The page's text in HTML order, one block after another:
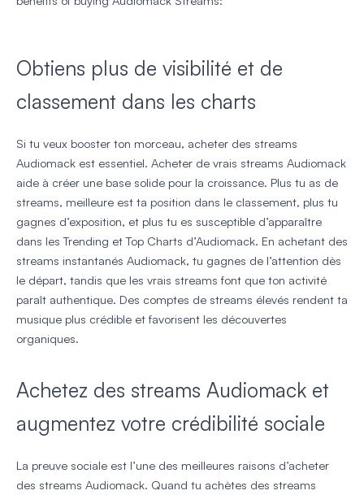
Obtiens plus de visibilité et de
classement dans les charts
Si tu veux booster ton morceau, acheter des streams
Audiomack est essentiel. Acheter de vrais streams Audiomack
aide à créer une base solide pour la croissance. Plus tu as de
streams, meilleure est ta position dans le classement, plus tu
gagnes d’exposition, et plus tu es susceptible d’apparaître
dans les Trending et Top Charts d’Audiomack. En achetant des
streams instantanés Audiomack, tu gagnes de l’attention dès
le départ, tandis que les vrais streams font que ton activité
paraît authentique. Des comptes de streams élevés rendent ta
musique plus crédible et favorisent les découvertes
organiques.
Achetez des streams Audiomack et
augmentez votre crédibilité sociale
La preuve sociale est l’une des meilleures raisons d’acheter
des streams Audiomack. Quand tu achètes des streams